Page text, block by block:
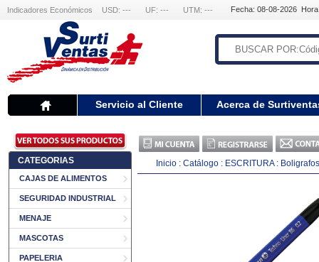
Indicadores Económicos USD: --- UF: --- UTM: --- Fecha: 08-08-2026
Servicio al Cliente Acerca de
CATEGORIAS
CAJAS DE ALIMENTOS
SEGURIDAD INDUSTRIAL
MENAJE
MASCOTAS
PAPELERIA
Inicio : Catálogo : ESCRITURA: